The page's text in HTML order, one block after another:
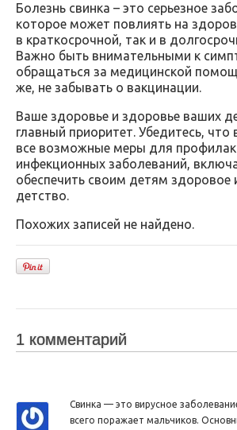
Болезнь свинка – это серьезное
которое может повлиять на
в краткосрочной, так и в
Важно быть внимательными к
обращаться за медицинской
же, не забывать о вакцинации.
Ваше здоровье и здоровье ваших
главный приоритет. Убедитесь,
все возможные меры для
инфекционных заболеваний,
обеспечить своим детям здоровое
детство.
Похожих записей не найдено.
1 комментарий
Свинка — это вирусное
всего поражает мальчиков.